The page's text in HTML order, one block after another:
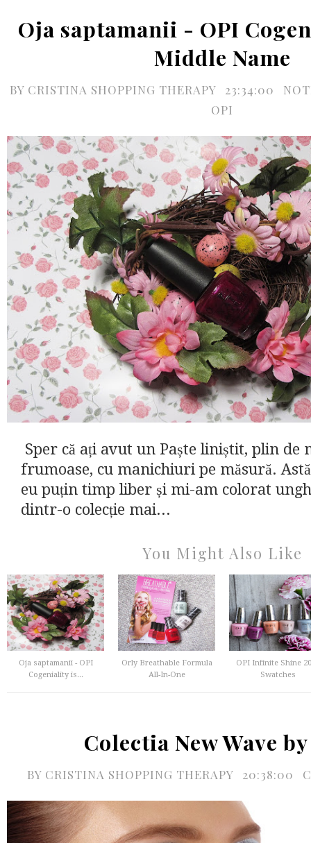
Oja saptamanii - OPI
Middle Name
BY CRISTINA SHOPPING THERAPY 23:34:00
OPI
Sper că ați avut un Paște liniștit, plin de
frumoase, cu manichiuri pe măsură.
eu puțin timp liber și mi-am colorat
dintr-o colecție mai...
You Might Also Like
Oja saptamanii - OPI
Cogeniality is...
Orly Breathable Formula
All-In-One
OPI Infinite Shine
Swatches
Colectia New Wave
BY CRISTINA SHOPPING THERAPY 20:38:00